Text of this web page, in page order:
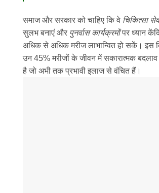
समाज और सरकार को चाहिए कि वे चिकित्सा
सुलभ बनाएं और पुनर्वास कार्यक्रमोंपर ध्यान
अधिक से अधिक मरीज लाभान्वित हो सकें। इस
उन 45% मरीजों के जीवन में सकारात्मक
है जो अभी तक प्रभावी इलाज से वंचित हैं।